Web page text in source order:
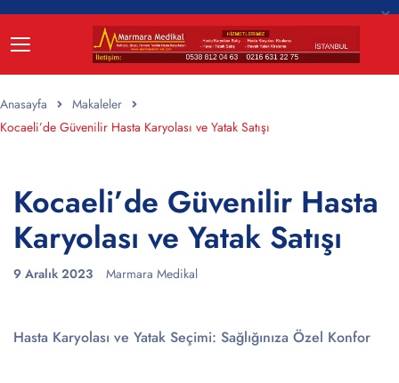
Anasayfa
Makaleler
Kocaeli’de Güvenilir Hasta Karyolası ve Yatak Satışı
Kocaeli’de Güvenilir Hasta
Karyolası ve Yatak Satışı
9 Aralık 2023 Marmara Medikal
Hasta Karyolası ve Yatak Seçimi: Sağlığınıza Özel Konfor